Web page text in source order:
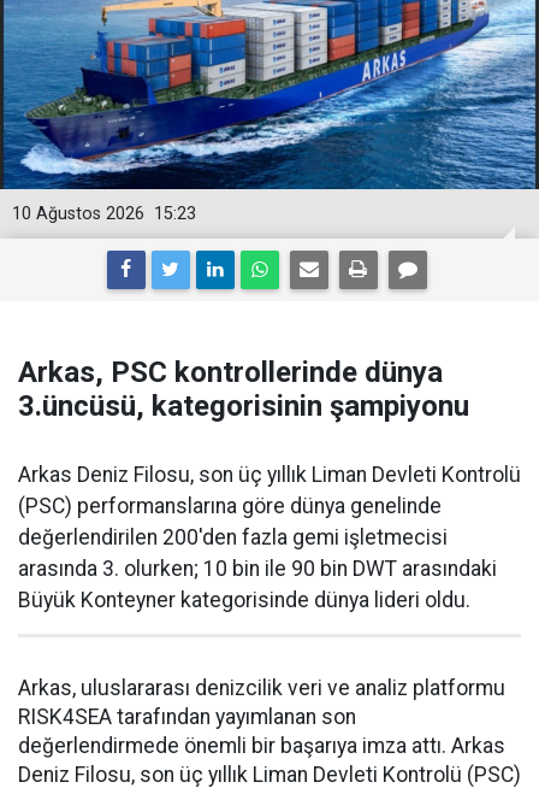
15:23
10 Ağustos 2026
Arkas, PSC kontrollerinde dünya
3.üncüsü, kategorisinin şampiyonu
Arkas Deniz Filosu, son üç yıllık Liman Devleti Kontrolü
(PSC) performanslarına göre dünya genelinde
değerlendirilen 200'den fazla gemi işletmecisi
arasında 3. olurken; 10 bin ile 90 bin DWT arasındaki
Büyük Konteyner kategorisinde dünya lideri oldu.
Arkas, uluslararası denizcilik veri ve analiz platformu
RISK4SEA tarafından yayımlanan son
değerlendirmede önemli bir başarıya imza attı. Arkas
Deniz Filosu, son üç yıllık Liman Devleti Kontrolü (PSC)